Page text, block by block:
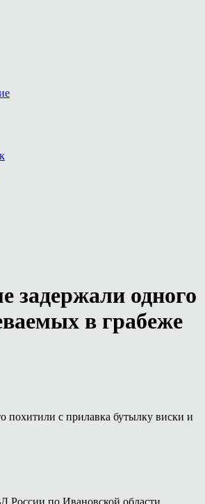
задержали одного
в грабеже
похитили с прилавка бутылку виски и
России по Ивановской области